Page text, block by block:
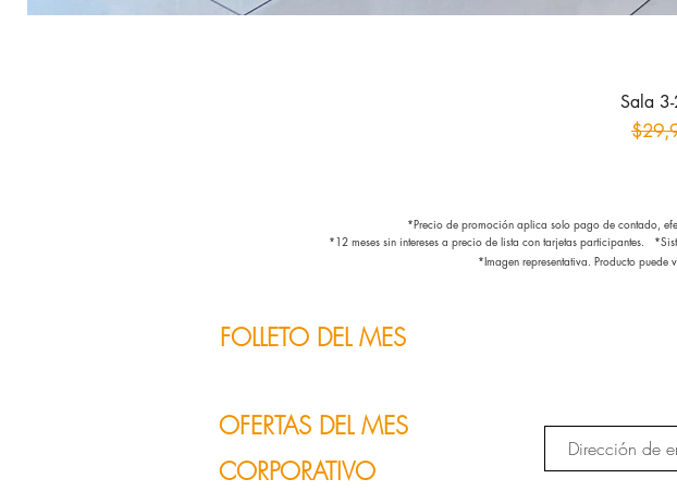
Sala
Precio
*Precio de promoción aplica solo pago de contado,
*12 meses sin intereses a precio de lista con tarjetas participantes.
*Imagen representativa. Producto puede
FOLLETO DEL MES
OFERTAS DEL MES
CORPORATIVO